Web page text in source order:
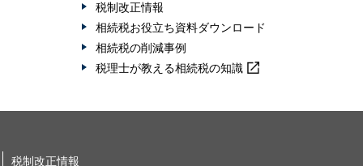
税制改正情報
相続税お役立ち資料ダウンロード
相続税の削減事例
税理士が教える相続税の知識
税制改正情報